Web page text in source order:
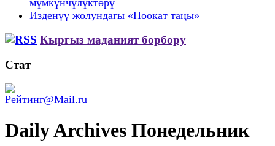
Изденүү жолундагы «Ноокат таңы»
Кыргыз маданият борбору
Стат
Daily Archives Понедельник